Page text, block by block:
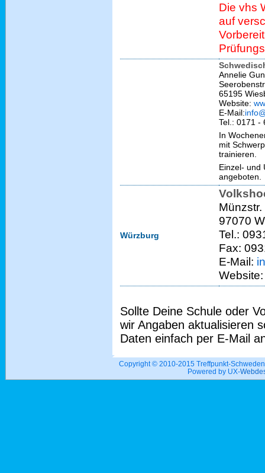
Die vhs
auf
Annelie
65195
Website:
E-Mail:
Tel.: 0171 -
In
mit
trainieren.
Einzel- und
angeboten.
Würzburg
Münzstr.
97070
Tel.:
Fax:
E-Mail:
Sollte Deine Schule oder
wir Angaben aktualisieren
Daten einfach per E-Mail
Copyright © 2010-2015 Treffpunkt-
Powered by UX-